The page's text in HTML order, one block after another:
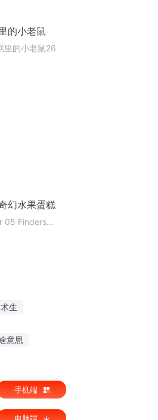
的小老鼠
里的小老鼠26
幻水果蛋糕
05 Finders
生
意思
手机端